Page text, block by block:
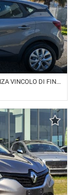
• Riconoscimento
parcheggio
DI FINAZIAMENTO
• 5 Porte • ABS •
testa • Autoradio •
• Cerchi in
elettronico
• Fari LED •
• Isofix •
luce • Sensori di
•
Vivavoce • Volante